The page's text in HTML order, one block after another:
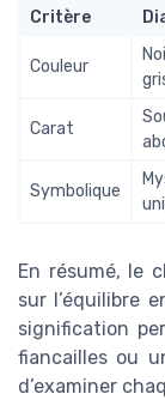
Critère
Couleur
Carat
Symbolique
En résumé, le
sur l’équilibre
signification
fiancailles ou
d’examiner